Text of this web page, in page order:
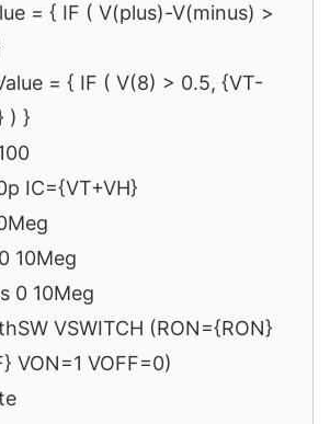
= { IF ( V(plus)-V(minus) >
= { IF ( V(8) > 0.5, {VT-
) }
IC={VT+VH}
10Meg
0 10Meg
VSWITCH (RON={RON}
VON=1 VOFF=0)